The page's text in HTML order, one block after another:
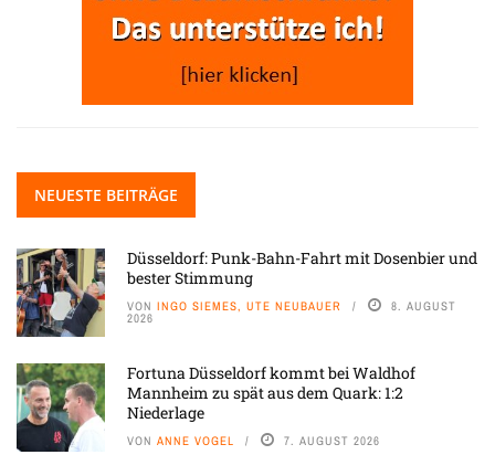
NEUESTE BEITRÄGE
Düsseldorf: Punk-Bahn-Fahrt mit Dosenbier und
bester Stimmung
VON INGO SIEMES, UTE NEUBAUER 8. AUGUST
2026
Fortuna Düsseldorf kommt bei Waldhof
Mannheim zu spät aus dem Quark: 1:2
Niederlage
VON ANNE VOGEL 7. AUGUST 2026